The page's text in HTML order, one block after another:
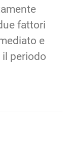
fattori
e
periodo